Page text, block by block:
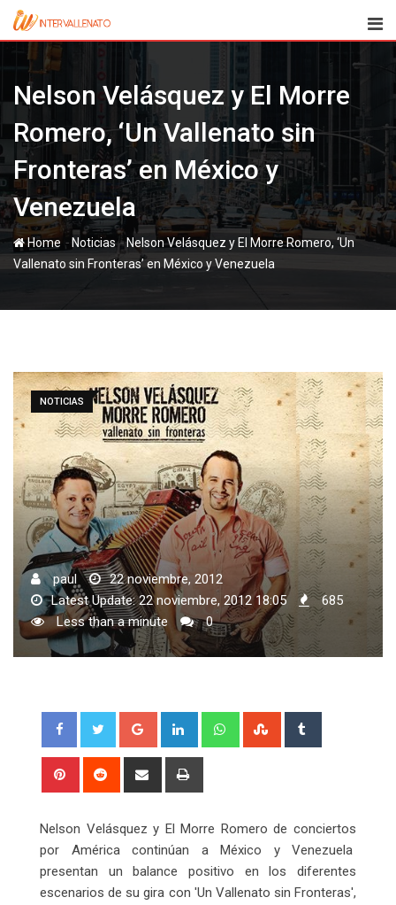
Skip
content
Nelson Velásquez y El Morre
Romero, ‘Un Vallenato sin
Fronteras’ en México y
Venezuela
Home - Noticias-Nelson Velásquez y El Morre Romero, ‘Un
Vallenato sin Fronteras’ en México y Venezuela
NOTICIAS
paul
22 noviembre, 2012
Latest Update: 22 noviembre, 2012 18:05
685
Less than a minute
0
Google+ LinkedIn WhatsappStumbleUpon
Pinterest Reddit
Share
Nelson Velásquez y El Morre Romero de conciertos
por América continúan a México y Venezuela
presentan un balance positivo en los diferentes
escenarios de su gira con 'Un Vallenato sin Fronteras',